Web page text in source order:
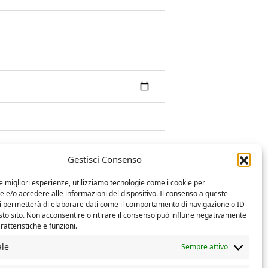
Gestisci Consenso
migliori esperienze, utilizziamo tecnologie come i cookie per
e/o accedere alle informazioni del dispositivo. Il consenso a queste
permetterà di elaborare dati come il comportamento di navigazione o ID
sito. Non acconsentire o ritirare il consenso può influire negativamente
e funzioni.
Sempre attivo